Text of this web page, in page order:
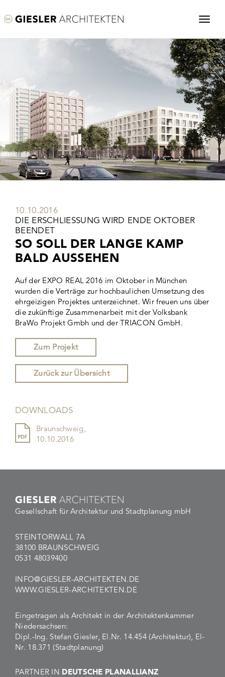
10.10.2016
DIE ERSCHLIESSUNG WIRD ENDE OKTOBER B
EENDET
SO SOLL DER LANGE KAMP
BALD AUSSEHEN
Auf der EXPO REAL 2016 im Oktober in München
wurden die Verträge zur hochbaulichen Umsetzung des
ehrgeizigen Projektes unterzeichnet. Wir freuen uns über
die zukünftige Zusammenarbeit mit der Volksbank
BraWo Projekt Gmbh und der TRIACON GmbH.
Zum Projekt
Zurück zur Übersicht
DOWNLOADS
Braunschweig,
10.10.2016
Gesellschaft für Architektur und Stadtplanung mbH
STEINTORWALL 7A
38100 BRAUNSCHWEIG
0531 48039400
INFO@GIESLER-ARCHITEKTEN.DE
WWW.GIESLER-ARCHITEKTEN.DE
Eingetragen als Architekt in der Architektenkammer
Niedersachsen:
Dipl.-Ing. Stefan Giesler, El.Nr. 14.454 (Architektur), El-
Nr. 18.371 (Stadtplanung)
PARTNER IN DEUTSCHE PLANALLIANZ